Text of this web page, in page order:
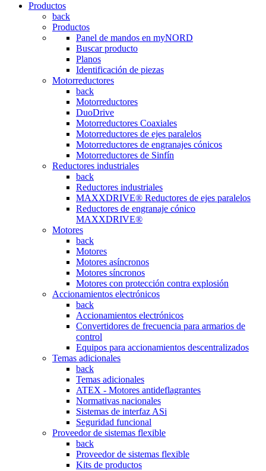
Productos
back
Productos
Panel de mandos en myNORD
Buscar producto
Planos
Identificación de piezas
Motorreductores
back
Motorreductores
DuoDrive
Motorreductores Coaxiales
Motorreductores de ejes paralelos
Motorreductores de engranajes cónicos
Motorreductores de Sinfín
Reductores industriales
back
Reductores industriales
MAXXDRIVE® Reductores de ejes paralelos
Reductores de engranaje cónico
MAXXDRIVE®
Motores
back
Motores
Motores asíncronos
Motores síncronos
Motores con protección contra explosión
Accionamientos electrónicos
back
Accionamientos electrónicos
Convertidores de frecuencia para armarios de
control
Equipos para accionamientos descentralizados
Temas adicionales
back
Temas adicionales
ATEX - Motores antideflagrantes
Normativas nacionales
Sistemas de interfaz ASi
Seguridad funcional
Proveedor de sistemas flexible
back
Proveedor de sistemas flexible
Kits de productos